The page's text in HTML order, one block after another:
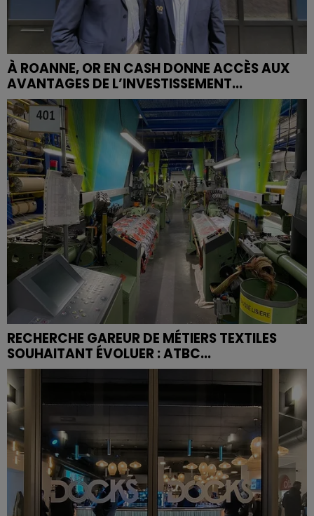
À ROANNE, OR EN CASH DONNE ACCÈS AUX
AVANTAGES DE L’INVESTISSEMENT...
RECHERCHE GAREUR DE MÉTIERS TEXTILES
SOUHAITANT ÉVOLUER : ATBC...